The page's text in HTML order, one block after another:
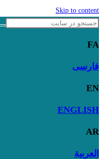
Skip to content
FA
فارسی
EN
ENGLISH
AR
العربية